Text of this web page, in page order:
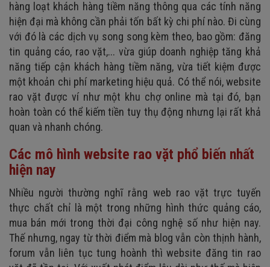
hàng loạt khách hàng tiềm năng thông qua các tính năng
hiện đại mà không cần phải tốn bất kỳ chi phí nào. Đi cùng
với đó là các dịch vụ song song kèm theo, bao gồm: đăng
tin quảng cáo, rao vặt,... vừa giúp doanh nghiệp tăng khả
năng tiếp cận khách hàng tiềm năng, vừa tiết kiệm được
một khoản chi phí marketing hiệu quả. Có thể nói, website
rao vặt được ví như một khu chợ online mà tại đó, bạn
hoàn toàn có thể kiếm tiền tuy thụ động nhưng lại rất khả
quan và nhanh chóng.
Các mô hình website rao vặt phổ biến nhất
hiện nay
Nhiều người thường nghĩ rằng web rao vặt trực tuyến
thực chất chỉ là một trong những hình thức quảng cáo,
mua bán mới trong thời đại công nghệ số như hiện nay.
Thế nhưng, ngay từ thời điểm mà blog vẫn còn thịnh hành,
forum vẫn liên tục tung hoành thì website đăng tin rao